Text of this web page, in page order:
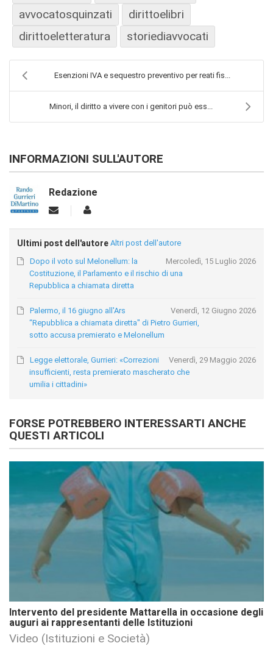
avvocatosquinzati
dirittoelibri
dirittoeletteratura
storiediavvocati
Esenzioni IVA e sequestro preventivo per reati fis...
Minori, il diritto a vivere con i genitori può ess...
INFORMAZIONI SULL'AUTORE
Redazione
Ultimi post dell'autore Altri post dell'autore
Mercoledì, 15 Luglio 2026
Dopo il voto sul Melonellum: la
Costituzione, il Parlamento e il rischio di una
Repubblica a chiamata diretta
Venerdì, 12 Giugno 2026
Palermo, il 16 giugno all'Ars
“Repubblica a chiamata diretta" di Pietro Gurrieri,
sotto accusa premierato e Melonellum
Venerdì, 29 Maggio 2026
Legge elettorale, Gurrieri: «Correzioni
insufficienti, resta premierato mascherato che
umilia i cittadini»
FORSE POTREBBERO INTERESSARTI ANCHE
QUESTI ARTICOLI
Intervento del presidente Mattarella in occasione degli
auguri ai rappresentanti delle Istituzioni
Video (Istituzioni e Società)